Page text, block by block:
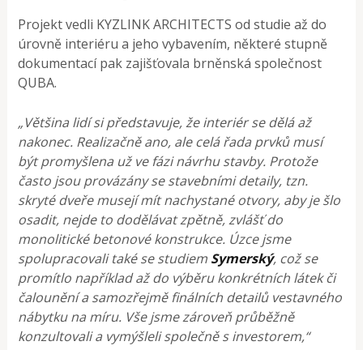
Projekt vedli KYZLINK ARCHITECTS od studie až do
úrovně interiéru a jeho vybavením, některé stupně
dokumentací pak zajišťovala brněnská společnost
QUBA.
„Většina lidí si představuje, že interiér se dělá až
nakonec. Realizačně ano, ale celá řada prvků musí
být promyšlena už ve fázi návrhu stavby. Protože
často jsou provázány se stavebními detaily, tzn.
skryté dveře musejí mít nachystané otvory, aby je šlo
osadit, nejde to dodělávat zpětně, zvlášť do
monolitické betonové konstrukce. Úzce jsme
spolupracovali také se studiem Symerský, což se
promítlo například až do výběru konkrétních látek či
čalounění a samozřejmě finálních detailů vestavného
nábytku na míru. Vše jsme zároveň průběžně
konzultovali a vymýšleli společně s investorem,“